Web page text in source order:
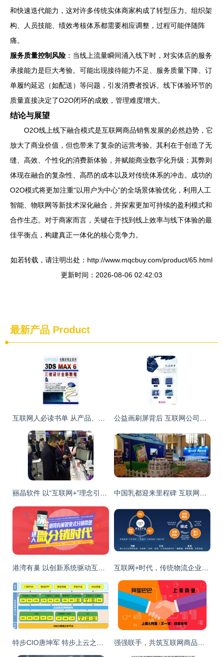
和快速迭代能力，这对许多传统实体商家构成了转型压力。组织架
构、人员技能、绩效考核体系都需要相应调整，过程可能伴随阵
痛。
服务质量控制风险 ：当线上流量瞬间涌入线下时，对实体店的服务
承接能力是巨大考验。可能出现接待能力不足、服务质量下降、订
单履约延迟（如配送）等问题，引发消费者投诉。线下体验环节的
质量直接决定了O2O闭环的成败，管理难度增大。
结论与展望
O2O线上线下融合模式是互联网商品销售发展的必然趋势，它
放大了商业价值，但也带来了复杂的运营考验。其利在于创造了无
缝、高效、个性化的消费新体验，并赋能商业数字化升级；其弊则
体现在融合的复杂性、高昂的成本以及对传统体系的冲击。成功的
O2O模式将更加注重“以用户为中心”的全场景体验优化，利用人工
智能、物联网等新技术深化融合，并探索更加可持续的盈利模式和
合作生态。对于商家而言，关键在于找到线上效率与线下体验的最
佳平衡点，构建真正一体化的核心竞争力。
如若转载，请注明出处：http://www.mqcbuy.com/product/65.html
更新时间：2026-08-06 02:42:03
最新产品 Product